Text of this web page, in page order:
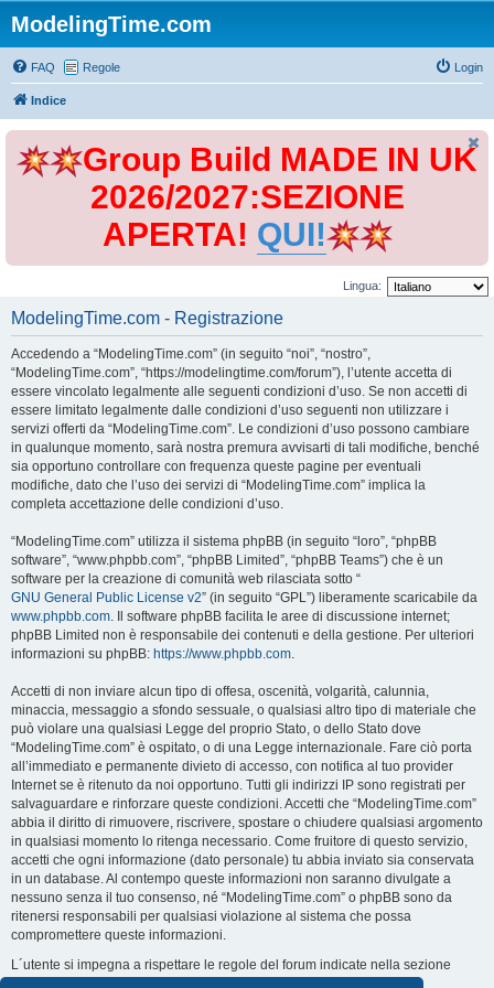
ModelingTime.com
FAQ Regole Login
Indice
Group Build MADE IN UK
2026/2027:SEZIONE
APERTA! QUI!
Lingua:
ModelingTime.com - Registrazione
Accedendo a “ModelingTime.com” (in seguito “noi”, “nostro”,
“ModelingTime.com”, “https://modelingtime.com/forum”), l’utente accetta di
essere vincolato legalmente alle seguenti condizioni d’uso. Se non accetti di
essere limitato legalmente dalle condizioni d’uso seguenti non utilizzare i
servizi offerti da “ModelingTime.com”. Le condizioni d’uso possono cambiare
in qualunque momento, sarà nostra premura avvisarti di tali modifiche, benché
sia opportuno controllare con frequenza queste pagine per eventuali
modifiche, dato che l’uso dei servizi di “ModelingTime.com” implica la
completa accettazione delle condizioni d’uso.
“ModelingTime.com” utilizza il sistema phpBB (in seguito “loro”, “phpBB
software”, “www.phpbb.com”, “phpBB Limited”, “phpBB Teams”) che è un
software per la creazione di comunità web rilasciata sotto “
GNU General Public License v2” (in seguito “GPL”) liberamente scaricabile da
www.phpbb.com. Il software phpBB facilita le aree di discussione internet;
phpBB Limited non è responsabile dei contenuti e della gestione. Per ulteriori
informazioni su phpBB: https://www.phpbb.com.
Accetti di non inviare alcun tipo di offesa, oscenità, volgarità, calunnia,
minaccia, messaggio a sfondo sessuale, o qualsiasi altro tipo di materiale che
può violare una qualsiasi Legge del proprio Stato, o dello Stato dove
“ModelingTime.com” è ospitato, o di una Legge internazionale. Fare ciò porta
all’immediato e permanente divieto di accesso, con notifica al tuo provider
Internet se è ritenuto da noi opportuno. Tutti gli indirizzi IP sono registrati per
salvaguardare e rinforzare queste condizioni. Accetti che “ModelingTime.com”
abbia il diritto di rimuovere, riscrivere, spostare o chiudere qualsiasi argomento
in qualsiasi momento lo ritenga necessario. Come fruitore di questo servizio,
accetti che ogni informazione (dato personale) tu abbia inviato sia conservata
in un database. Al contempo queste informazioni non saranno divulgate a
nessuno senza il tuo consenso, né “ModelingTime.com” o phpBB sono da
ritenersi responsabili per qualsiasi violazione al sistema che possa
compromettere queste informazioni.
L´utente si impegna a rispettare le regole del forum indicate nella sezione